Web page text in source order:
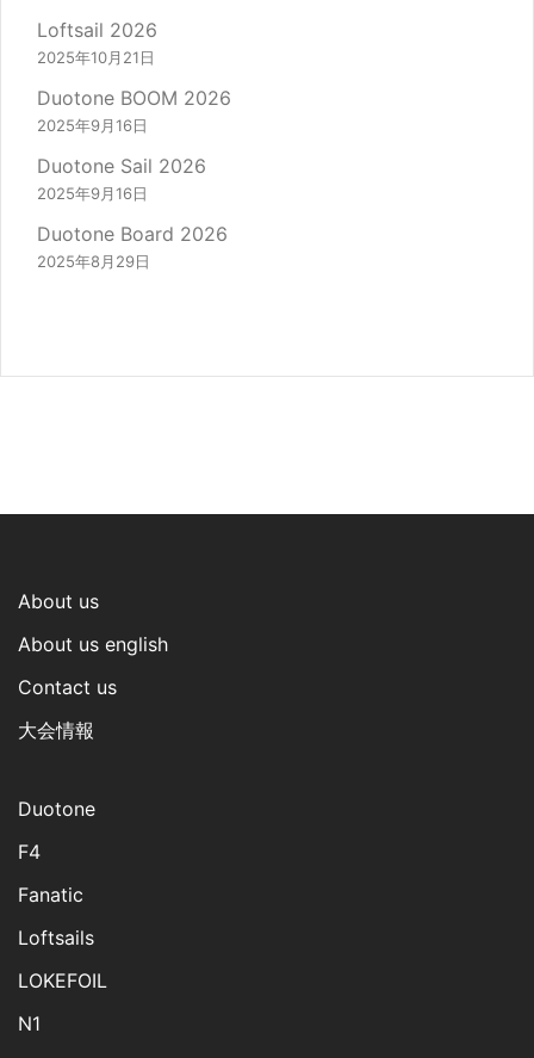
Loftsail 2026
2025年10月21日
Duotone BOOM 2026
2025年9月16日
Duotone Sail 2026
2025年9月16日
Duotone Board 2026
2025年8月29日
About us
About us english
Contact us
大会情報
Duotone
F4
Fanatic
Loftsails
LOKEFOIL
N1